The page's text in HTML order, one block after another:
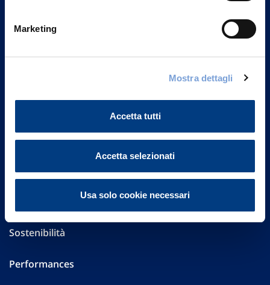
Marketing
Mostra dettagli
Accetta tutti
Accetta selezionati
Usa solo cookie necessari
Via Ignazio Gardella, 2
Investor Relations
Sostenibilità
Performances